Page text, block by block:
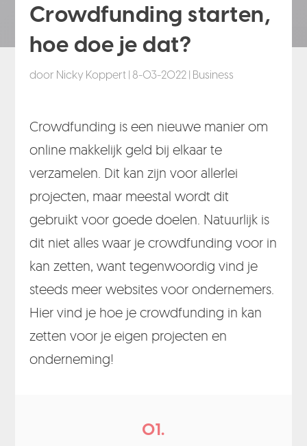
Crowdfunding starten,
hoe doe je dat?
door Nicky Koppert | 8-03-2022| Business
Crowdfunding is een nieuwe manier om
online makkelijk geld bij elkaar te
verzamelen. Dit kan zijn voor allerlei
projecten, maar meestal wordt dit
gebruikt voor goede doelen. Natuurlijk is
dit niet alles waar je crowdfunding voor in
kan zetten, want tegenwoordig vind je
steeds meer websites voor ondernemers.
Hier vind je hoe je crowdfunding in kan
zetten voor je eigen projecten en
onderneming!
01.